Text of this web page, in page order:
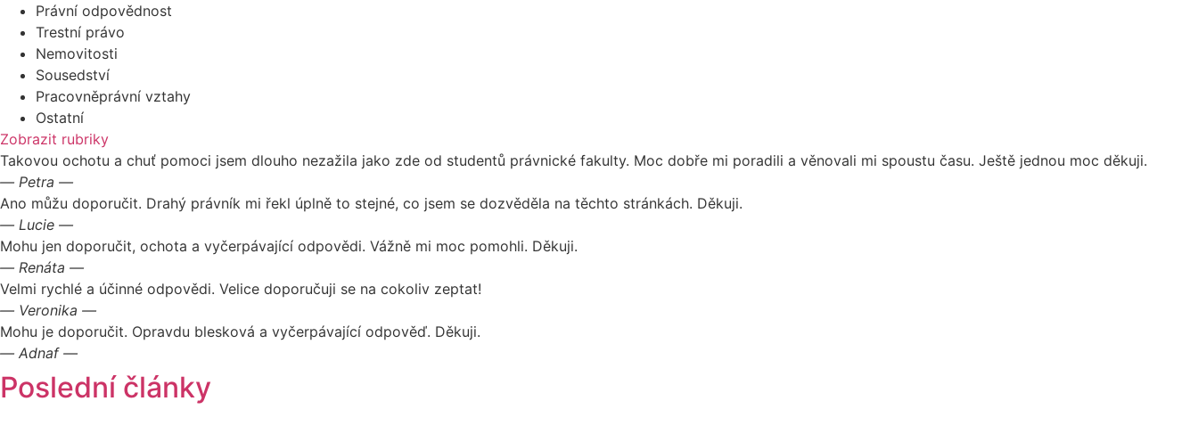
Právní odpovědnost
Trestní právo
Nemovitosti
Sousedství
Pracovněprávní vztahy
Ostatní
Zobrazit rubriky
Takovou ochotu a chuť pomoci jsem dlouho nezažila jako zde od studentů právnické fakulty. Moc dobře mi poradili a věnovali mi spoustu času. Ještě jednou moc děkuji.
― Petra ―
Ano můžu doporučit. Drahý právník mi řekl úplně to stejné, co jsem se dozvěděla na těchto stránkách. Děkuji.
― Lucie ―
Mohu jen doporučit, ochota a vyčerpávající odpovědi. Vážně mi moc pomohli. Děkuji.
― Renáta ―
Velmi rychlé a účinné odpovědi. Velice doporučuji se na cokoliv zeptat!
― Veronika ―
Mohu je doporučit. Opravdu blesková a vyčerpávající odpověď. Děkuji.
― Adnaf ―
Poslední články